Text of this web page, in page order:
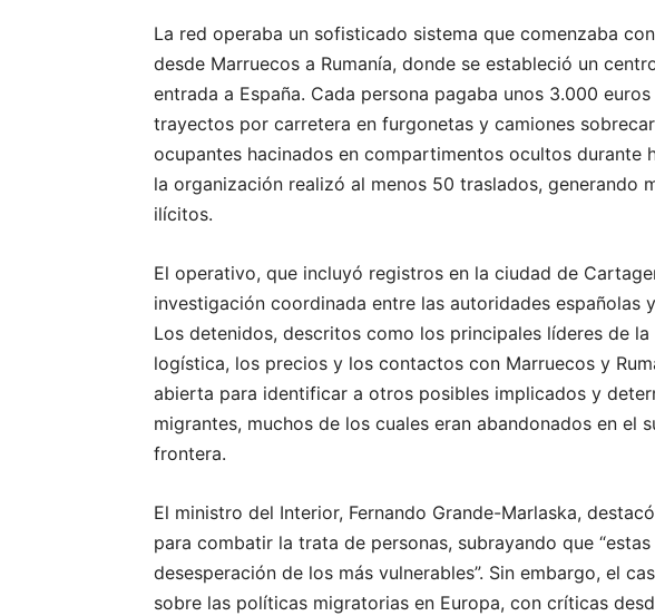
La red operaba un sofisticado sistema que comenzaba
desde Marruecos a Rumanía, donde se estableció un
entrada a España. Cada persona pagaba unos 3.000
trayectos por carretera en furgonetas y camiones
ocupantes hacinados en compartimentos ocultos durante
la organización realizó al menos 50 traslados, generando
ilícitos.
El operativo, que incluyó registros en la ciudad de
investigación coordinada entre las autoridades españolas
Los detenidos, descritos como los principales líderes de la
logística, los precios y los contactos con Marruecos y
abierta para identificar a otros posibles implicados y
migrantes, muchos de los cuales eran abandonados en el
frontera.
El ministro del Interior, Fernando Grande-Marlaska,
para combatir la trata de personas, subrayando que
desesperación de los más vulnerables”. Sin embargo, el
sobre las políticas migratorias en Europa, con críticas